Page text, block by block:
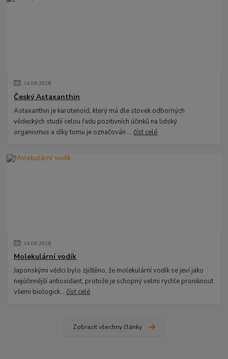
14.06.2026
Český Astaxanthin
Astaxanthin je karotenoid, který má dle stovek odborných
vědeckých studií celou řadu pozitivních účinků na lidský
organismus a díky tomu je označován ...číst celé
14.06.2026
Molekulární vodík
Japonskými vědci bylo zjištěno, že molekulární vodík se jeví jako
nejúčinnější antioxidant, protože je schopný velmi rychle proniknout
všemi biologick...číst celé
Zobrazit všechny články